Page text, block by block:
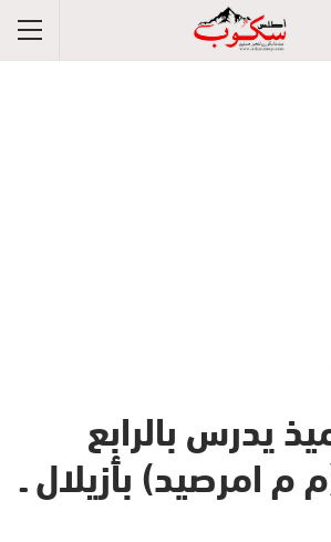
يدرس بالرابع
م امرصيد) بأزيلال ـ